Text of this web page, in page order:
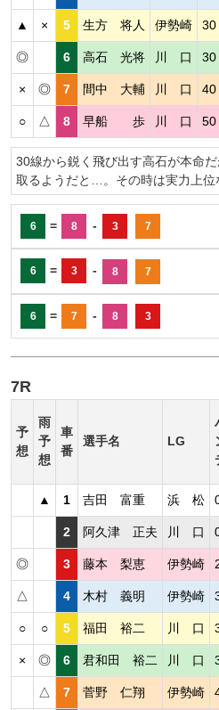
▲ × 5 生方 将人 伊勢崎 30
◎ 6 高石 光将 川 口 30
× ◎ 7 間中 大輔 川 口 40
○ △ 8 早船 歩 川 口 50
30線から鋭く飛び出す高石が本命
取るようだと…。その時は実力上位
6 = 8 - 3 7
6 = 3 - 8 7
6 = 7 - 8 3
7R
予
想
雨
予
想
車
番
選手名 LG
▲ 1 吉田 富重 浜 松
2 阿久津 正夫 川 口
◎ 3 藤本 梨恵 伊勢崎
△ 4 木村 義明 伊勢崎
○ ○ 5 福田 裕二 川 口
× ◎ 6 君和田 裕二 川 口
△ 7 菅野 仁翔 伊勢崎